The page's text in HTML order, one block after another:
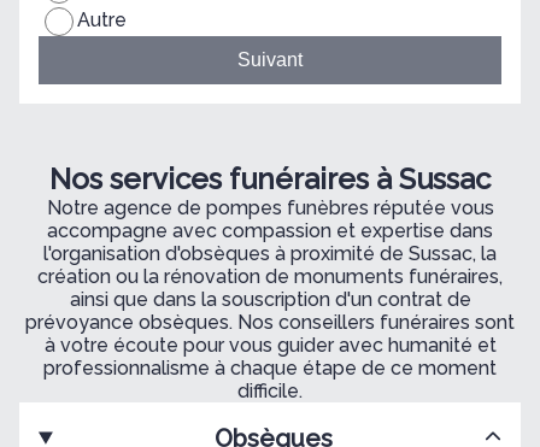
Autre
Suivant
Nos services funéraires à Sussac
Notre agence de pompes funèbres réputée vous
accompagne avec compassion et expertise dans
l'organisation d'obsèques à proximité de Sussac, la
création ou la rénovation de monuments funéraires,
ainsi que dans la souscription d'un contrat de
prévoyance obsèques. Nos conseillers funéraires sont
à votre écoute pour vous guider avec humanité et
professionnalisme à chaque étape de ce moment
difficile.
Obsèques